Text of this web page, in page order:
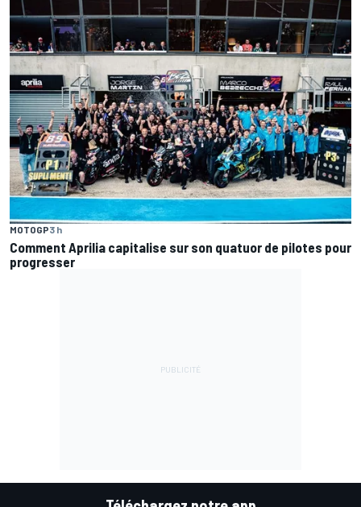
MOTOGP3 h
Comment Aprilia capitalise sur son quatuor de pilotes pour
progresser